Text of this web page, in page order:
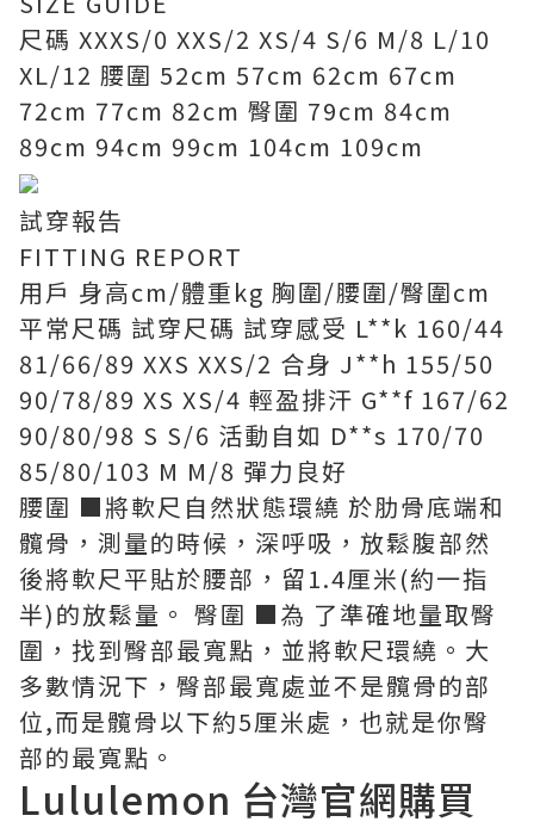
尺碼 XXXS/0 XXS/2 XS/4 S/6 M/8 L/10
XL/12 腰圍 52cm 57cm 62cm 67cm
72cm 77cm 82cm 臀圍 79cm 84cm
89cm 94cm 99cm 104cm 109cm
試穿報告
FITTING REPORT
用戶 身高cm/體重kg 胸圍/腰圍/臀圍cm
平常尺碼 試穿尺碼 試穿感受 L**k 160/44
81/66/89 XXS XXS/2 合身 J**h 155/50
90/78/89 XS XS/4 輕盈排汗 G**f 167/62
90/80/98 S S/6 活動自如 D**s 170/70
85/80/103 M M/8 彈力良好
腰圍 ■將軟尺自然狀態環繞 於肋骨底端和
髖骨，測量的時候，深呼吸，放鬆腹部然
後將軟尺平貼於腰部，留1.4厘米(約一指
半)的放鬆量。 臀圍 ■為 了準確地量取臀
圍，找到臀部最寬點，並將軟尺環繞。大
多數情況下，臀部最寬處並不是髖骨的部
位,而是髖骨以下約5厘米處，也就是你臀
部的最寬點。
Lululemon 台灣官網購買